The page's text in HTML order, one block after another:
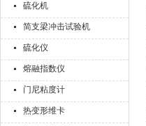
硫化机
简支梁冲击试验机
硫化仪
熔融指数仪
门尼粘度计
热变形维卡